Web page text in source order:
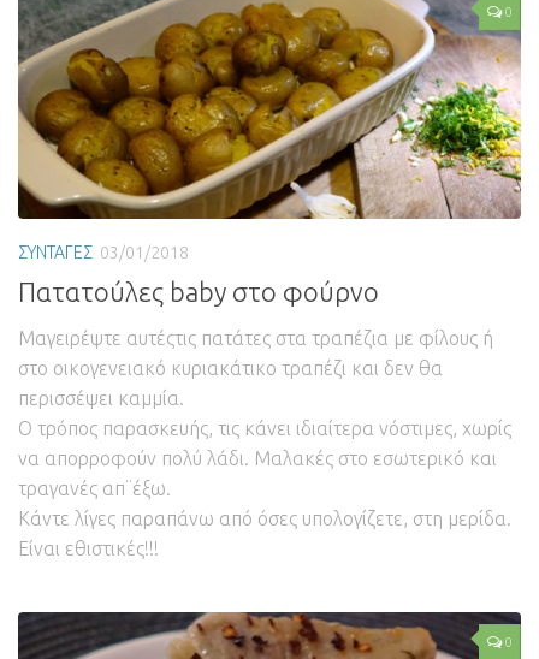
0
ΣΥΝΤΑΓΕΣ 03/01/2018
Πατατούλες baby στο φούρνο
Μαγειρέψτε αυτέςτις πατάτες στα τραπέζια με φίλους ή
στο οικογενειακό κυριακάτικο τραπέζι και δεν θα
περισσέψει καμμία.
Ο τρόπος παρασκευής, τις κάνει ιδιαίτερα νόστιμες, χωρίς
να απορροφούν πολύ λάδι. Μαλακές στο εσωτερικό και
τραγανές απ¨έξω.
Κάντε λίγες παραπάνω από όσες υπολογίζετε, στη μερίδα.
Είναι εθιστικές!!!
0